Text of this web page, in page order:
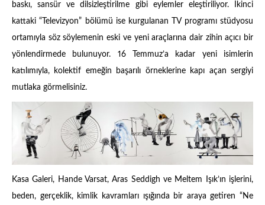
baskı, sansür ve dilsizleştirilme gibi eylemler eleştiriliyor. İkinci
kattaki “Televizyon” bölümü ise kurgulanan TV programı stüdyosu
ortamıyla söz söylemenin eski ve yeni araçlarına dair zihin açıcı bir
yönlendirmede bulunuyor. 16 Temmuz’a kadar yeni isimlerin
katılımıyla, kolektif emeğin başarılı örneklerine kapı açan sergiyi
mutlaka görmelisiniz.
Kasa Galeri, Hande Varsat, Aras Seddigh ve Meltem Işık’ın işlerini,
beden, gerçeklik, kimlik kavramları ışığında bir araya getiren “Ne